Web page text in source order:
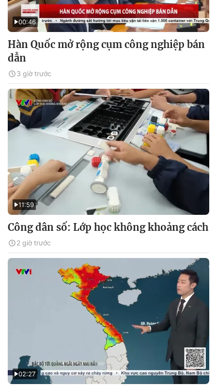
00:46
Hàn Quốc mở rộng cụm công nghiệp bán
dẫn
3 giờ trước
11:59
Công dân số: Lớp học không khoảng cách
2 giờ trước
02:27